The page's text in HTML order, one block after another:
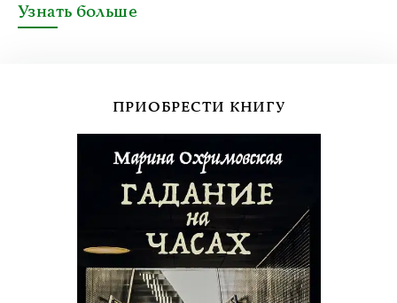
Узнать больше
ПРИОБРЕСТИ КНИГУ